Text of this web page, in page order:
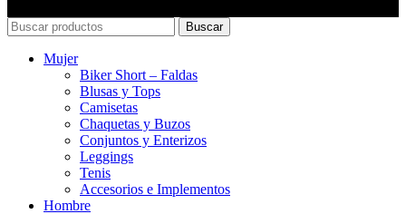
Buscar
Mujer
Biker Short – Faldas
Blusas y Tops
Camisetas
Chaquetas y Buzos
Conjuntos y Enterizos
Leggings
Tenis
Accesorios e Implementos
Hombre